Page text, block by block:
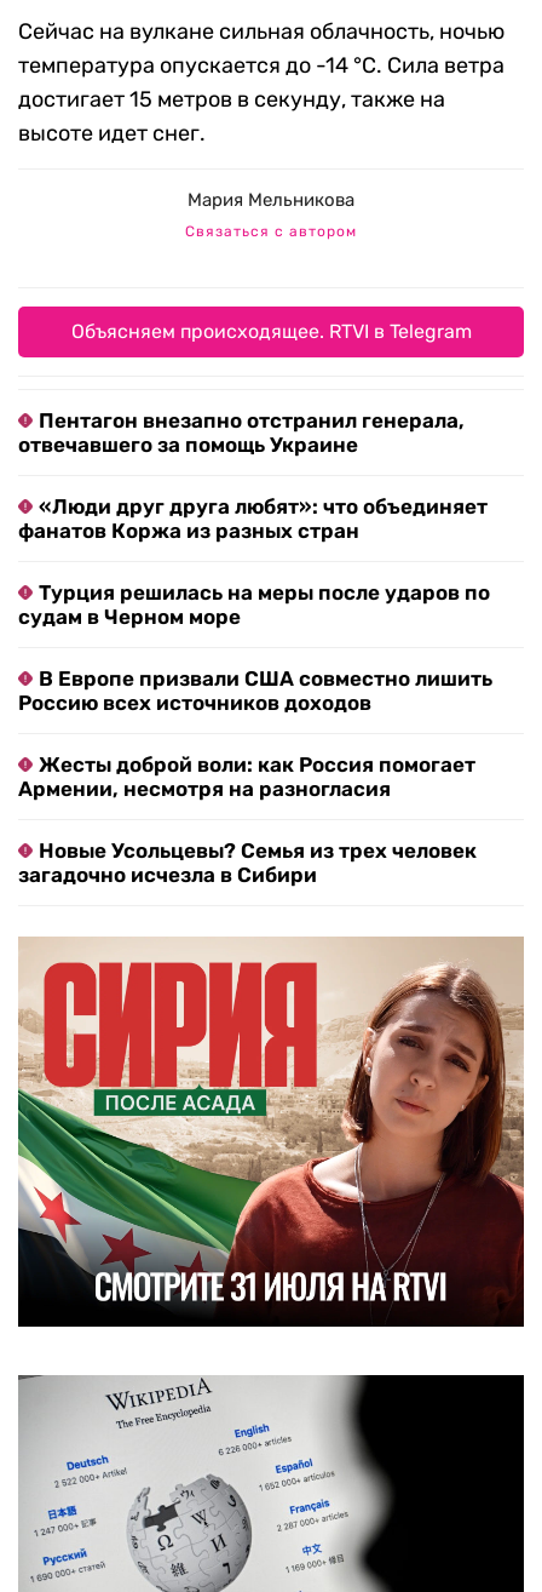
Сейчас на вулкане сильная облачность, ночью
температура опускается до -14 °C. Сила ветра
достигает 15 метров в секунду, также на
высоте идет снег.
Мария Мельникова
Связаться с автором
Объясняем происходящее. RTVI в Telegram
Пентагон внезапно отстранил генерала,
отвечавшего за помощь Украине
«Люди друг друга любят»: что объединяет
фанатов Коржа из разных стран
Турция решилась на меры после ударов по
судам в Черном море
В Европе призвали США совместно лишить
Россию всех источников доходов
Жесты доброй воли: как Россия помогает
Армении, несмотря на разногласия
Новые Усольцевы? Семья из трех человек
загадочно исчезла в Сибири